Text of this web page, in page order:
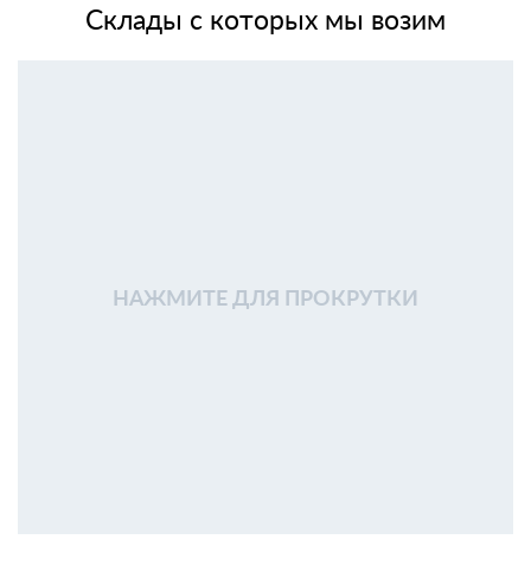
Склады с которых мы возим
НАЖМИТЕ ДЛЯ ПРОКРУТКИ